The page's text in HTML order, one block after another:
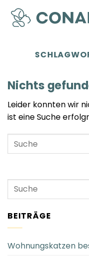
Zum
Inhalt
springen
Nichts
Leider konnten wir
ist eine Suche
BEITRÄGE
Wohnungskatzen